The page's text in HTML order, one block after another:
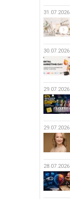
31.07.2026
30.07.2026
29.07.2026
29.07.2026
28.07.2026